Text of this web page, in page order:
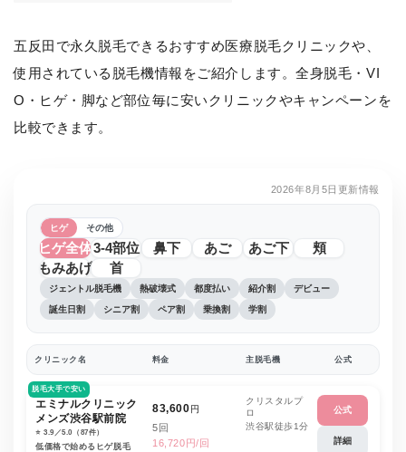
五反田で永久脱毛できるおすすめ医療脱毛クリニックや、
使用されている脱毛機情報をご紹介します。全身脱毛・VI
O・ヒゲ・脚など部位毎に安いクリニックやキャンペーンを
比較できます。
2026年8月5日更新情報
ヒゲ その他
ヒゲ全体3-4部位 鼻下 あご あご下
頬
もみあげ
首
ジェントル脱毛機 熱破壊式 都度払い 紹介割 デビュー
誕生日割 シニア割 ペア割 乗換割 学割
クリニック名 料金 主脱毛機 公式
脱毛大手で安い
エミナルクリニック
メンズ渋谷駅前院
⭐️ 3.9／5.0（87件）
低価格で始めるヒゲ脱毛
83,600円
5回
16,720円/回
クリスタルプ
ロ
渋谷駅徒歩1分
公式
詳細